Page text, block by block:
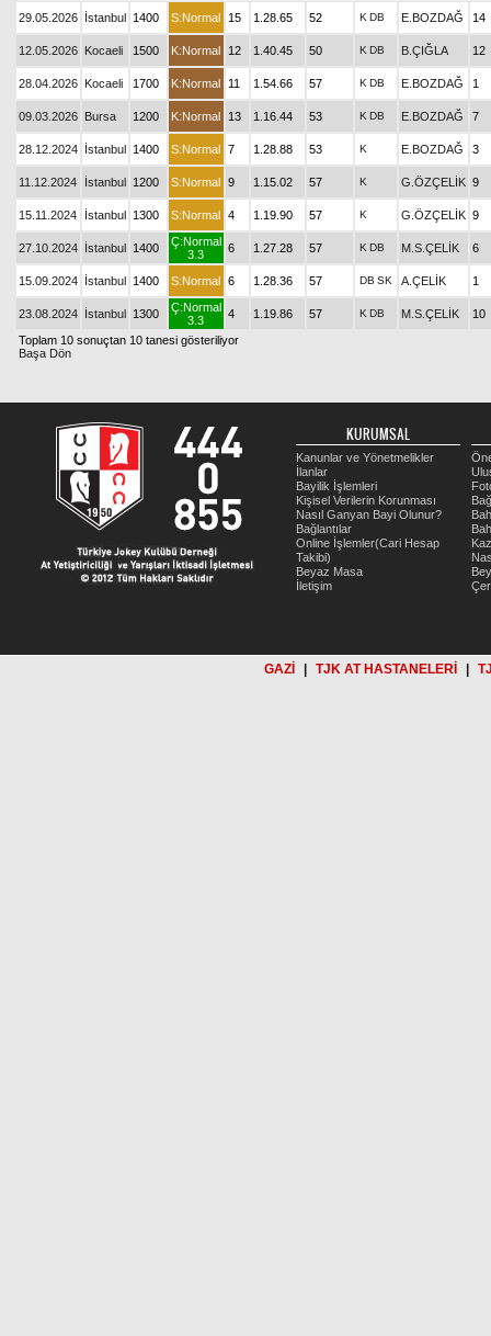
29.05.2026 İstanbul 1400 S:Normal 15 1.28.65 52 K DB E.BOZDAĞ 14
12.05.2026 Kocaeli 1500 K:Normal 12 1.40.45 50 K DB B.ÇIĞLA 12
28.04.2026 Kocaeli 1700 K:Normal 11 1.54.66 57 K DB E.BOZDAĞ 1
09.03.2026 Bursa 1200 K:Normal 13 1.16.44 53 K DB E.BOZDAĞ 7
28.12.2024 İstanbul 1400 S:Normal 7 1.28.88 53 K E.BOZDAĞ 3
11.12.2024 İstanbul 1200 S:Normal 9 1.15.02 57 K G.ÖZÇELİK 9
15.11.2024 İstanbul 1300 S:Normal 4 1.19.90 57 K G.ÖZÇELİK 9
27.10.2024 İstanbul 1400
Ç:Normal
3.3
6 1.27.28 57 K DB M.S.ÇELİK 6
15.09.2024 İstanbul 1400 S:Normal 6 1.28.36 57 DB SK A.ÇELİK 1
23.08.2024 İstanbul 1300
Ç:Normal
3.3
4 1.19.86 57 K DB M.S.ÇELİK
10
Toplam 10 sonuçtan 10 tanesi gösteriliyor
Başa Dön
KURUMSAL
Kanunlar ve Yönetmelikler
İlanlar
Bayilik İşlemleri
Kişisel Verilerin Korunması
Nasıl Ganyan Bayi Olunur?
Bağlantılar
Online İşlemler(Cari Hesap
Takibi)
Beyaz Masa
İletişim
GAZİ TJK AT HASTANELERİ